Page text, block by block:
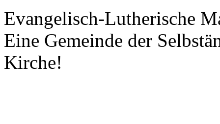
Evangelisch-Lutherische
Eine Gemeinde der
Kirche!